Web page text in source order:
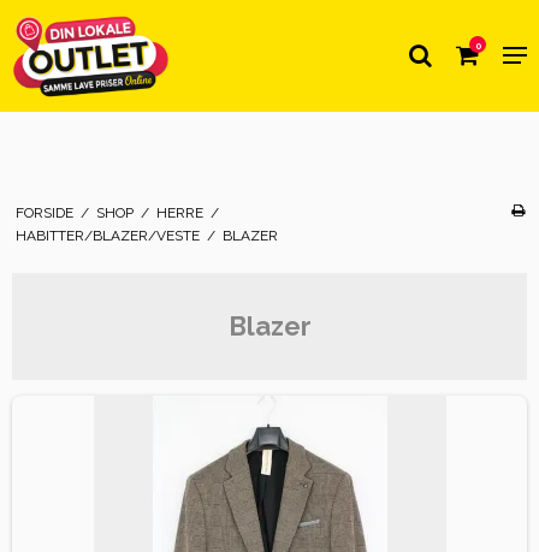
0
FORSIDE / SHOP / HERRE /
HABITTER/BLAZER/VESTE / BLAZER
Blazer